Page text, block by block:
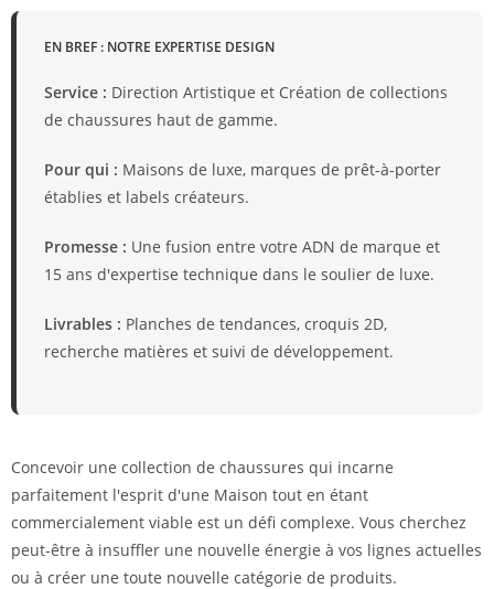
EN BREF : NOTRE EXPERTISE DESIGN
Service : Direction Artistique et Création de collections
de chaussures haut de gamme.
Pour qui : Maisons de luxe, marques de prêt-à-porter
établies et labels créateurs.
Promesse : Une fusion entre votre ADN de marque et
15 ans d'expertise technique dans le soulier de luxe.
Livrables : Planches de tendances, croquis 2D,
recherche matières et suivi de développement.
Concevoir une collection de chaussures qui incarne
parfaitement l'esprit d'une Maison tout en étant
commercialement viable est un défi complexe. Vous cherchez
peut-être à insuffler une nouvelle énergie à vos lignes actuelles
ou à créer une toute nouvelle catégorie de produits.